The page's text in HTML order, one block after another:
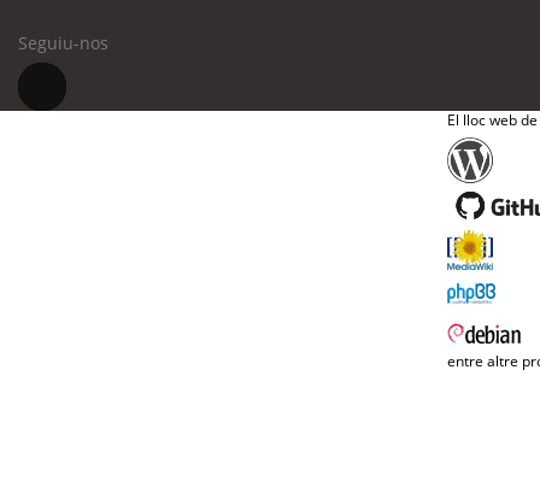
Seguiu-nos
El lloc web
entre altre